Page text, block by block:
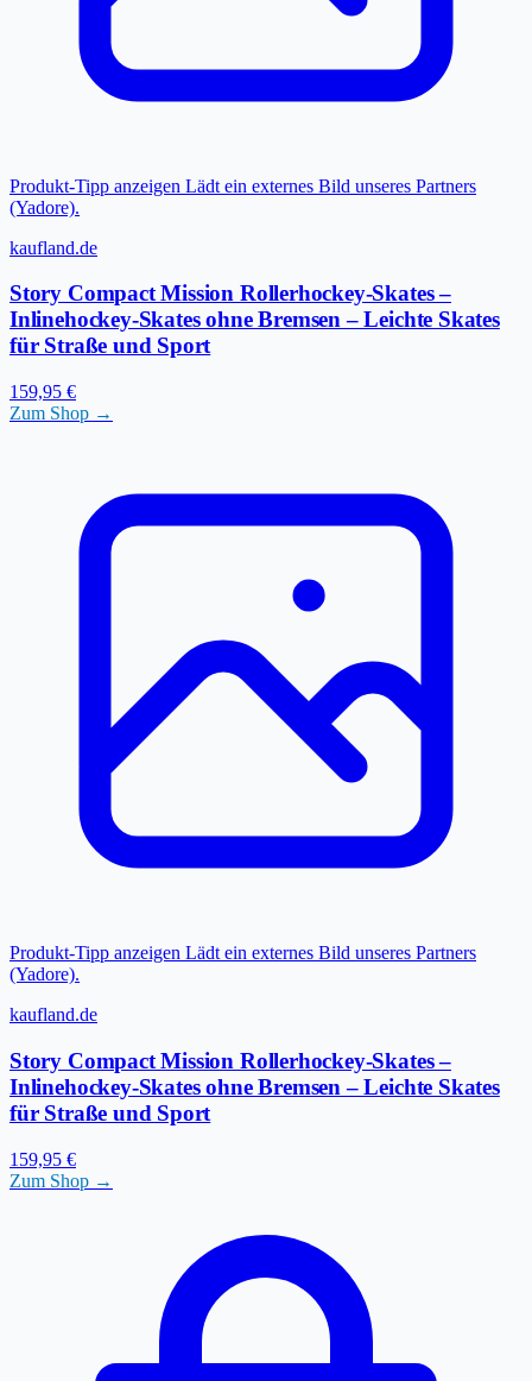
Produkt-Tipp anzeigen Lädt ein externes Bild unseres Partners
(Yadore).
kaufland.de
Story Compact Mission Rollerhockey-Skates –
Inlinehockey-Skates ohne Bremsen – Leichte Skates
für Straße und Sport
159,95 €
Zum Shop →
Produkt-Tipp anzeigen Lädt ein externes Bild unseres Partners
(Yadore).
kaufland.de
Story Compact Mission Rollerhockey-Skates –
Inlinehockey-Skates ohne Bremsen – Leichte Skates
für Straße und Sport
159,95 €
Zum Shop →